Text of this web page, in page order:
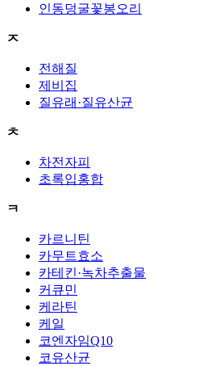
인동덩굴꽃봉오리
ㅈ
전해질
제비집
질유래·질유산균
ㅊ
차전자피
초록입홍합
ㅋ
카르니틴
카무트효소
카테킨·녹차추출물
커큐민
케라틴
케일
코엔자임Q10
코유산균